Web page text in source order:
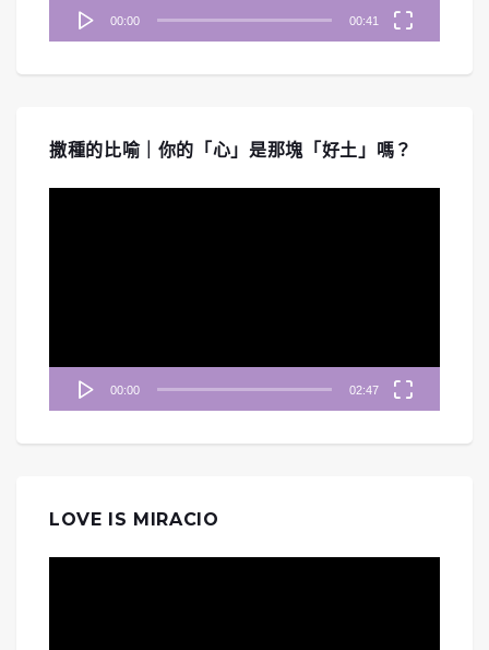
00:00 00:41
撒種的比喻｜你的「心」是那塊「好土」嗎？
00:00 02:47
LOVE IS MIRACIO